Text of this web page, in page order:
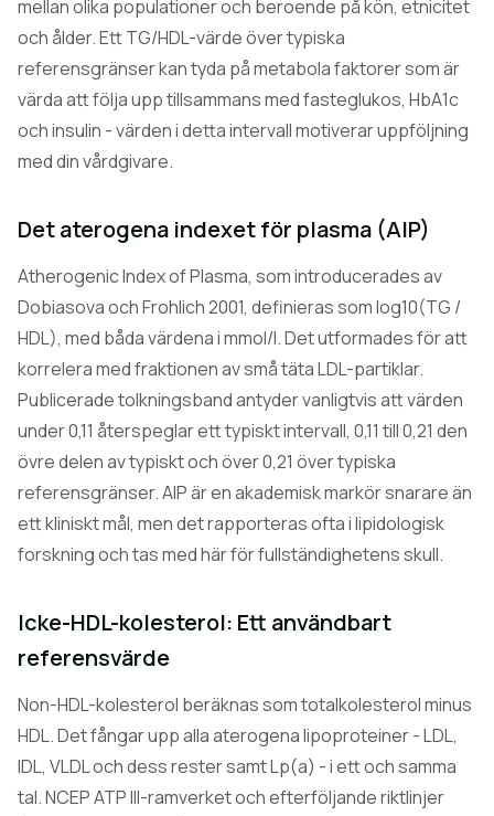
mellan olika populationer och beroende på kön, etnicitet
och ålder. Ett TG/HDL-värde över typiska
referensgränser kan tyda på metabola faktorer som är
värda att följa upp tillsammans med fasteglukos, HbA1c
och insulin - värden i detta intervall motiverar uppföljning
med din vårdgivare.
Det aterogena indexet för plasma (AIP)
Atherogenic Index of Plasma, som introducerades av
Dobiasova och Frohlich 2001, definieras som log10(TG /
HDL), med båda värdena i mmol/l. Det utformades för att
korrelera med fraktionen av små täta LDL-partiklar.
Publicerade tolkningsband antyder vanligtvis att värden
under 0,11 återspeglar ett typiskt intervall, 0,11 till 0,21 den
övre delen av typiskt och över 0,21 över typiska
referensgränser. AIP är en akademisk markör snarare än
ett kliniskt mål, men det rapporteras ofta i lipidologisk
forskning och tas med här för fullständighetens skull.
Icke-HDL-kolesterol: Ett användbart
referensvärde
Non-HDL-kolesterol beräknas som totalkolesterol minus
HDL. Det fångar upp alla aterogena lipoproteiner - LDL,
IDL, VLDL och dess rester samt Lp(a) - i ett och samma
tal. NCEP ATP III-ramverket och efterföljande riktlinjer